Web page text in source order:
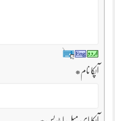
آپکا نام*